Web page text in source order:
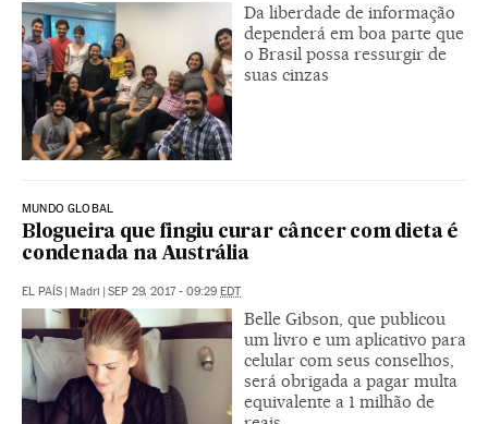
Da liberdade de informação
dependerá em boa parte que
o Brasil possa ressurgir de
suas cinzas
MUNDO GLOBAL
Blogueira que fingiu curar câncer com dieta é
condenada na Austrália
EL PAÍS | Madri | SEP 29, 2017 - 09:29 EDT
Belle Gibson, que publicou
um livro e um aplicativo para
celular com seus conselhos,
será obrigada a pagar multa
equivalente a 1 milhão de